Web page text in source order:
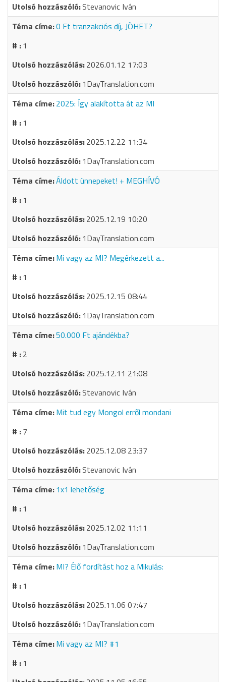
Stevanovic Iván
0 Ft tranzakciós díj, JÖHET?
1
2026.01.12 17:03
1DayTranslation.com
2025: Így alakította át az MI
1
2025.12.22 11:34
1DayTranslation.com
Áldott ünnepeket! + MEGHÍVÓ
1
2025.12.19 10:20
1DayTranslation.com
Mi vagy az MI? Megérkezett a...
1
2025.12.15 08:44
1DayTranslation.com
50.000 Ft ajándékba?
2
2025.12.11 21:08
Stevanovic Iván
Mit tud egy Mongol erről mondani
7
2025.12.08 23:37
Stevanovic Iván
1x1 lehetőség
1
2025.12.02 11:11
1DayTranslation.com
MI? Élő fordítást hoz a Mikulás:
1
2025.11.06 07:47
1DayTranslation.com
Mi vagy az MI? #1
1